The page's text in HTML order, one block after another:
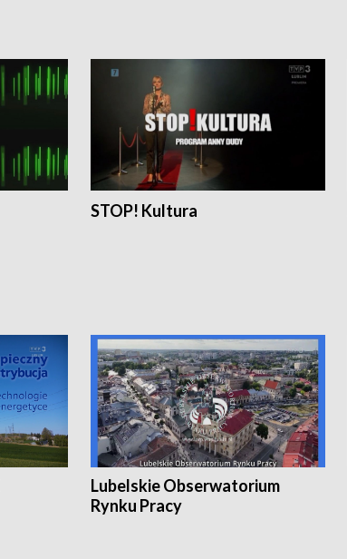
STOP! Kultura
Lubelskie Obserwatorium
Rynku Pracy